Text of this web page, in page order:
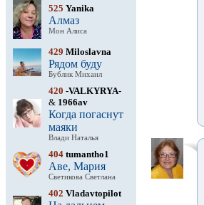
525 Yanika
Алмаз
Мон Алиса
429 Miloslavna
Рядом буду
Бублик Михаил
420 -VALKYRYA-
& 1966av
Когда погаснут
маяки
Влади Наталья
404 tumantho1
Аве, Мария
Светикова Светлана
402 Vladavtopilot